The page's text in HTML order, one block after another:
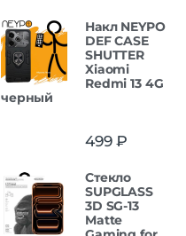
Накл NEYPO
DEF CASE
SHUTTER
Xiaomi
Redmi 13 4G
черный
499₽
Стекло
SUPGLASS
3D SG-13
Matte